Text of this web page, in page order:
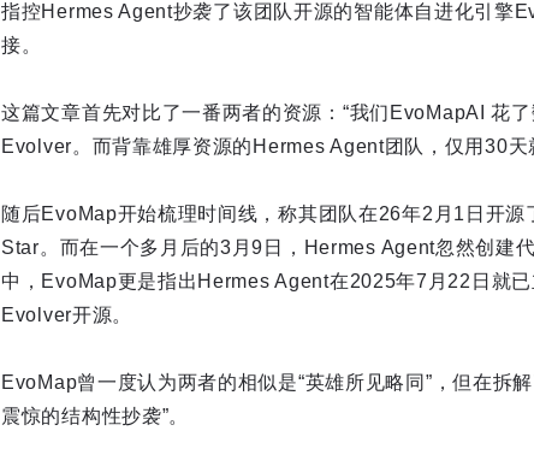
指控Hermes Agent抄袭了该团队开源的智能体自进化引擎
接。
这篇文章首先对比了一番两者的资源：“我们EvoMapAI 花
Evolver。而背靠雄厚资源的Hermes Agent团队，仅用30天
随后EvoMap开始梳理时间线，称其团队在26年2月1日开
Star。而在一个多月后的3月9日，Hermes Agent忽然创建
中，EvoMap更是指出Hermes Agent在2025年7月22日就
Evolver开源。
EvoMap曾一度认为两者的相似是“英雄所见略同”，但在拆
震惊的结构性抄袭”。